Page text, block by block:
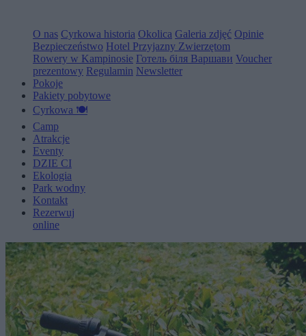
O nas Cyrkowa historia Okolica Galeria zdjęć Opinie
Bezpieczeństwo Hotel Przyjazny Zwierzętom
Rowery w Kampinosie Готель біля Варшави Voucher
prezentowy Regulamin Newsletter
Pokoje
Pakiety pobytowe
Cyrkowa 🍽️
Camp
Atrakcje
Eventy
DZIE CI
Ekologia
Park wodny
Kontakt
Rezerwuj
online